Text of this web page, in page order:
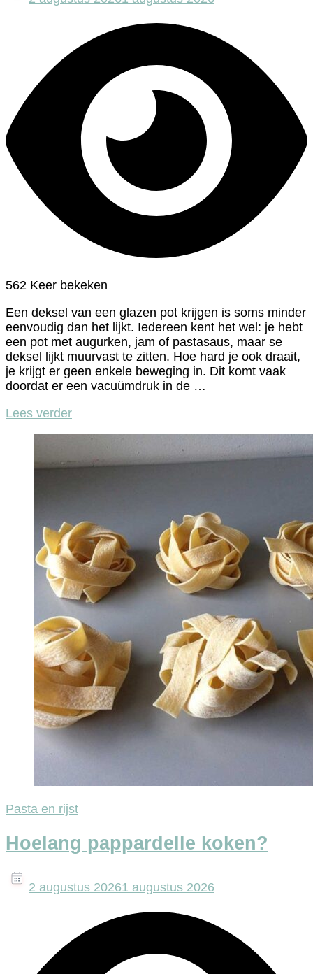
562 Keer bekeken
Een deksel van een glazen pot krijgen is soms minder
eenvoudig dan het lijkt. Iedereen kent het wel: je hebt
een pot met augurken, jam of pastasaus, maar se
deksel lijkt muurvast te zitten. Hoe hard je ook draait,
je krijgt er geen enkele beweging in. Dit komt vaak
doordat er een vacuümdruk in de …
Lees verder
Pasta en rijst
Hoelang pappardelle koken?
2 augustus 20261 augustus 2026